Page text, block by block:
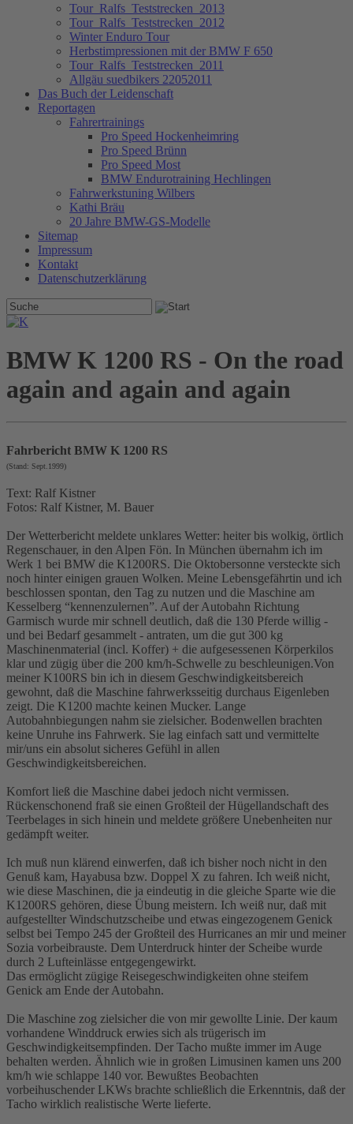
Tour_Ralfs_Teststrecken_2013
Tour_Ralfs_Teststrecken_2012
Winter Enduro Tour
Herbstimpressionen mit der BMW F 650
Tour_Ralfs_Teststrecken_2011
Allgäu suedbikers 22052011
Das Buch der Leidenschaft
Reportagen
Fahrertrainings
Pro Speed Hockenheimring
Pro Speed Brünn
Pro Speed Most
BMW Endurotraining Hechlingen
Fahrwerkstuning Wilbers
Kathi Bräu
20 Jahre BMW-GS-Modelle
Sitemap
Impressum
Kontakt
Datenschutzerklärung
BMW K 1200 RS - On the road
again and again and again
Fahrbericht BMW K 1200 RS
(Stand: Sept.1999)
Text: Ralf Kistner
Fotos: Ralf Kistner, M. Bauer
Der Wetterbericht meldete unklares Wetter: heiter bis wolkig, örtlich
Regenschauer, in den Alpen Fön. In München übernahm ich im
Werk 1 bei BMW die K1200RS. Die Oktobersonne versteckte sich
noch hinter einigen grauen Wolken. Meine Lebensgefährtin und ich
beschlossen spontan, den Tag zu nutzen und die Maschine am
Kesselberg “kennenzulernen”. Auf der Autobahn Richtung
Garmisch wurde mir schnell deutlich, daß die 130 Pferde willig -
und bei Bedarf gesammelt - antraten, um die gut 300 kg
Maschinenmaterial (incl. Koffer) + die aufgesessenen Körperkilos
klar und zügig über die 200 km/h-Schwelle zu beschleunigen.Von
meiner K100RS bin ich in diesem Geschwindigkeitsbereich
gewohnt, daß die Maschine fahrwerksseitig durchaus Eigenleben
zeigt. Die K1200 machte keinen Mucker. Lange
Autobahnbiegungen nahm sie zielsicher. Bodenwellen brachten
keine Unruhe ins Fahrwerk. Sie lag einfach satt und vermittelte
mir/uns ein absolut sicheres Gefühl in allen
Geschwindigkeitsbereichen.
Komfort ließ die Maschine dabei jedoch nicht vermissen.
Rückenschonend fraß sie einen Großteil der Hügellandschaft des
Teerbelages in sich hinein und meldete größere Unebenheiten nur
gedämpft weiter.
Ich muß nun klärend einwerfen, daß ich bisher noch nicht in den
Genuß kam, Hayabusa bzw. Doppel X zu fahren. Ich weiß nicht,
wie diese Maschinen, die ja eindeutig in die gleiche Sparte wie die
K1200RS gehören, diese Übung meistern. Ich weiß nur, daß mit
aufgestellter Windschutzscheibe und etwas eingezogenem Genick
selbst bei Tempo 245 der Großteil des Hurricanes an mir und meiner
Sozia vorbeibrauste. Dem Unterdruck hinter der Scheibe wurde
durch 2 Lufteinlässe entgegengewirkt.
Das ermöglicht zügige Reisegeschwindigkeiten ohne steifem
Genick am Ende der Autobahn.
Die Maschine zog zielsicher die von mir gewollte Linie. Der kaum
vorhandene Winddruck erwies sich als trügerisch im
Geschwindigkeitsempfinden. Der Tacho mußte immer im Auge
behalten werden. Ähnlich wie in großen Limusinen kamen uns 200
km/h wie schlappe 140 vor. Bewußtes Beobachten
vorbeihuschender LKWs brachte schließlich die Erkenntnis, daß der
Tacho wirklich realistische Werte lieferte.